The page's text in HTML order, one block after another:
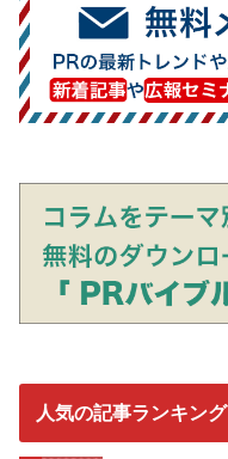
人気の記事ランキング